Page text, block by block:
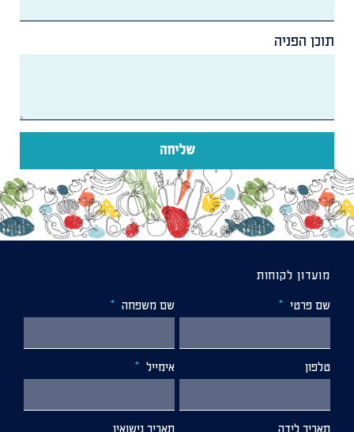
תוכן הפניה
שליחה
מועדון לקוחות
שם פרטי
שם משפחה
טלפון אימייל
תאריך לידה תאריך נישואין